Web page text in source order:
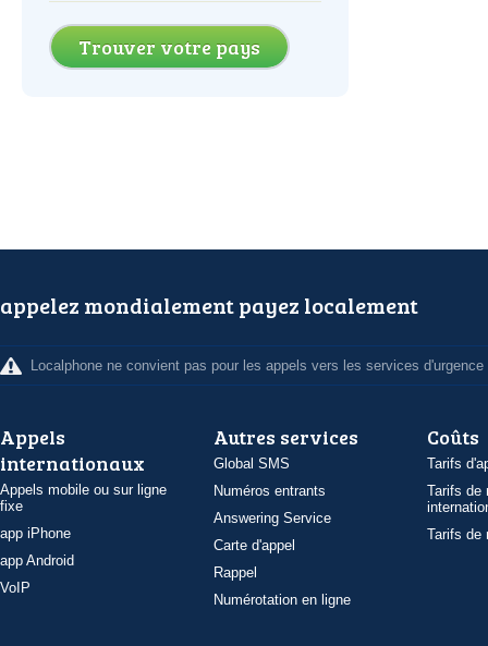
Trouver votre pays
appelez mondialement payez localement
Localphone ne convient pas pour les appels vers les services d'urgence
Appels
internationaux
Appels mobile ou sur ligne
fixe
app iPhone
app Android
VoIP
Autres services
Global SMS
Numéros entrants
Answering Service
Carte d'appel
Rappel
Numérotation en ligne
Coûts
Tarifs
Tarifs de
Tarifs de